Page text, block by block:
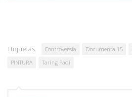
Etiquetas: Controversia Documenta 15
PINTURA
Taring Padi